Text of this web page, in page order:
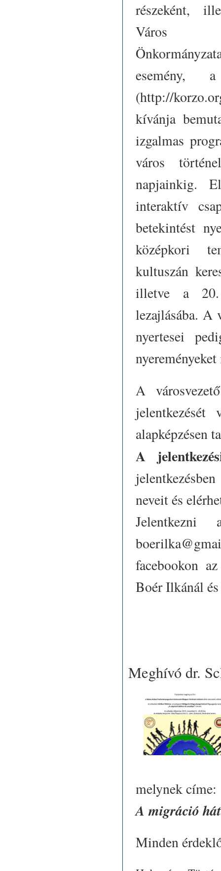
részeként,
Város
esemény,
(http://
kívánja
izgalmas
város
napjainkig.
interaktív
betekintést
középkori
kultuszán
illetve a 20.
lezajlásába. A
nyertesei
A
alapképzésen
A
neveit és
facebookon
Boér Ilkánál
Meghívó dr.
melynek címe:
A migráció
Minden